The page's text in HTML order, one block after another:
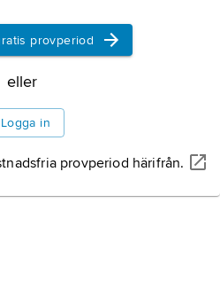
provperiod
eller
Logga in
provperiod härifrån.